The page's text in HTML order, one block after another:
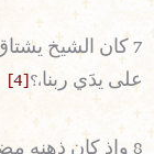
7 كان الشيخ
على يدَي ربنا،؟ [4]